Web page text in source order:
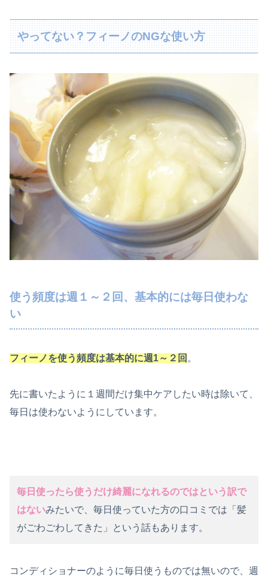
やってない？フィーノのNGな使い方
使う頻度は週１～２回、基本的には毎日使わな
い
フィーノを使う頻度は基本的に週1～２回 。
先に書いたように１週間だけ集中ケアしたい時は除いて、
毎日は使わないようにしています。
毎日使ったら使うだけ綺麗になれるのではという訳で
はないみたいで、毎日使っていた方の口コミでは「髪
がごわごわしてきた」という話もあります。
コンディショナーのように毎日使うものでは無いので、週